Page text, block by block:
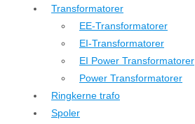
Transformatorer
EE-Transformatorer
EI-Transformatorer
EI Power Transformatorer
Power Transformatorer
Ringkerne trafo
Spoler